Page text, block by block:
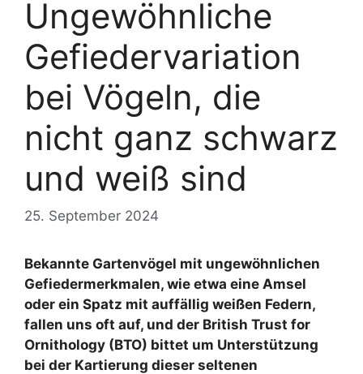
Ungewöhnliche
Gefiedervariation
bei Vögeln, die
nicht ganz schwarz
und weiß sind
25. September 2024
Bekannte Gartenvögel mit ungewöhnlichen
Gefiedermerkmalen, wie etwa eine Amsel
oder ein Spatz mit auffällig weißen Federn,
fallen uns oft auf, und der British Trust for
Ornithology (BTO) bittet um Unterstützung
bei der Kartierung dieser seltenen